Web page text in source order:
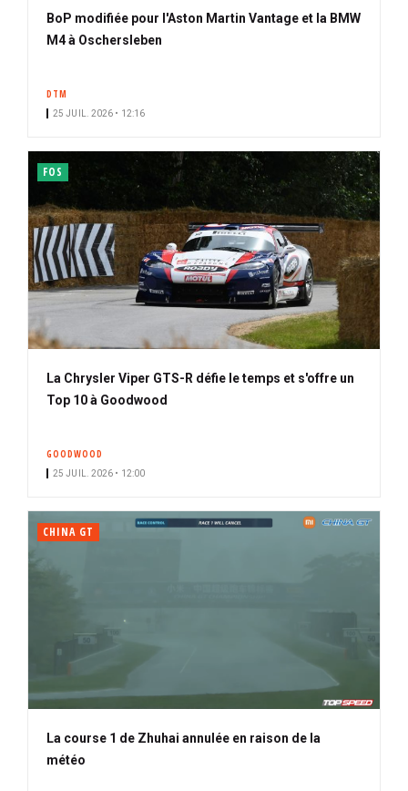
BoP modifiée pour l'Aston Martin Vantage et la BMW
M4 à Oschersleben
DTM
25 JUIL. 2026 • 12:16
FOS
La Chrysler Viper GTS-R défie le temps et s'offre un
Top 10 à Goodwood
GOODWOOD
25 JUIL. 2026 • 12:00
CHINA GT
La course 1 de Zhuhai annulée en raison de la
météo